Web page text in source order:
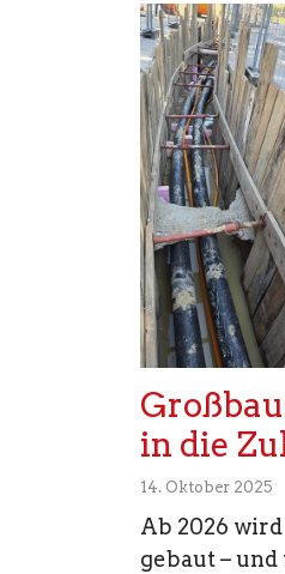
in die
14. Oktober 2025
Ab 2026
gebaut –